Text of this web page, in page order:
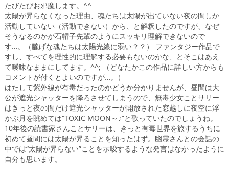
たびたびお邪魔します。^^
太陽が昇らなくなった理由、魂たちは太陽が出ていない夜の間しか
活動していない（活動できない）から、と解釈したのですが、なぜ
そうなるのかが石帽子先輩のようにスッキリ理解できないので
す…。（朧げな魂たちは太陽光線に弱い？？） ファンタジー作品で
すし、すべてを理性的に理解する必要もないのかな、とそこはあえ
て曖昧なままにしてます。^^; （どなたかこの作品に詳しい方からも
コメントが付くとよいのですが…。）
はたして紫外線が有毒だったのかどうか分かりませんが、昼間は大
公が遮光シャッターを降ろさせてしまうので、無毒少女ことサリー
はきっと夜の間だけ遮光シャッターが開放された窓越しに夜空に浮
かぶ月を眺めては“TOXIC MOON～♪”と歌っていたのでしょうね。
10年後の読書家さんことサリーは、きっと有毒世界を旅するうちに
初めて昼間には太陽が昇ることを知ったはず。幽霊さんとの会話の
中では“太陽が昇らない”ことを示唆するような発言はなかったように
自分も思います。